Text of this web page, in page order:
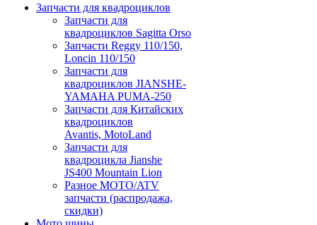
Запчасти для квадроциклов
Запчасти для
квадроциклов Sagitta Orso
Запчасти Reggy 110/150,
Loncin 110/150
Запчасти для
квадроциклов JIANSHE-
YAMAHA PUMA-250
Запчасти для Китайских
квадроциклов
Avantis, MotoLand
Запчасти для
квадроцикла Jianshe
JS400 Mountain Lion
Разное МОТО/ATV
запчасти (распродажа,
скидки)